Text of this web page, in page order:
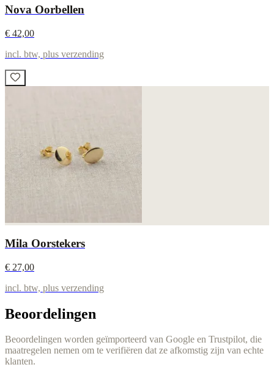
Nova Oorbellen
€ 42,00
incl. btw, plus verzending
Mila Oorstekers
€ 27,00
incl. btw, plus verzending
Beoordelingen
Beoordelingen worden geïmporteerd van Google en Trustpilot, die
maatregelen nemen om te verifiëren dat ze afkomstig zijn van echte
klanten.